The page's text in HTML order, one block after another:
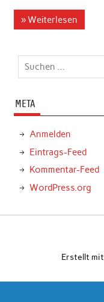
» Weiterlesen
META
Anmelden
Eintrags-Feed
Kommentar-Feed
WordPress.org
Erstellt mit